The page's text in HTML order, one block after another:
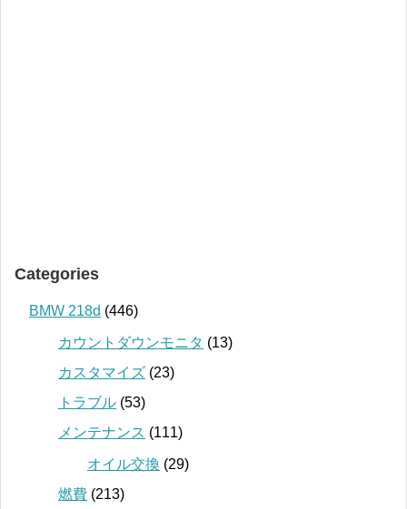
Categories
BMW 218d (446)
カウントダウンモニタ (13)
カスタマイズ (23)
トラブル (53)
メンテナンス (111)
オイル交換 (29)
燃費 (213)